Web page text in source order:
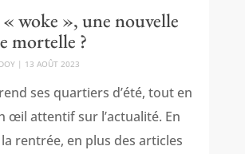
woke », une nouvelle
mortelle ?
| 13 AOÛT 2023
ses quartiers d’été, tout en
œil attentif sur l’actualité. En
rentrée, en plus des articles